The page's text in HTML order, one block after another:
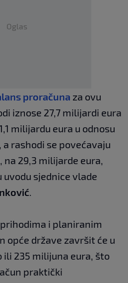
Oglas
proračuna za ovu
iznose 27,7 milijardi eura
milijardu eura u odnosu
rashodi se povećavaju
na 29,3 milijarde eura,
uvodu sjednice vlade
.
i planiranim
opće države završit će u
ili 235 milijuna eura, što
praktički